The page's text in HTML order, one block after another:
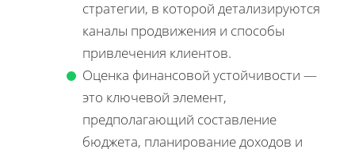
стратегии, в которой детализируются
каналы продвижения и способы
привлечения клиентов.
Оценка финансовой устойчивости —
это ключевой элемент,
предполагающий составление
бюджета, планирование доходов и